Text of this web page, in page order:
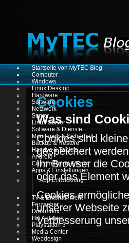
Startseite von MyTEC Blog
Computer
Windows
Linux Desktop
Hardware
Software
Netzwerk
Server
Linux Server
Software & Dienste
Monitoring & Sicherheit
Backup & Restore
Handys & Tablets
Android
Custom Roms & Root
Apps & Einstellungen
App Entwicklung
TV & Entertainment
Fernseher
Dreambox
Hifi Anlagen
Playstation 3
Media Center
Webdesign
Cookies
Was sind
Cookies sind
gespeichert
Ihr Browser die
oder das Element
Cookies
unserer Webseite
Verbesserung